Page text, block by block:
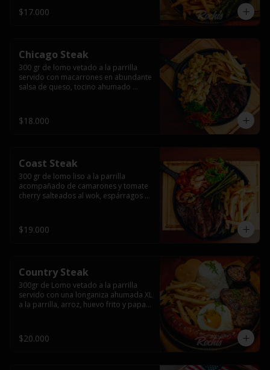
$17.000
Chicago Steak
300 gr de lomo vetado a la parrilla
servido con macarrones en abundante
salsa de queso, tocino ahumado
$18.000
Coast Steak
300 gr de lomo liso a la parrilla
acompañado de camarones y tomate
cherry salteados al wok, espárragos
$19.000
Country Steak
300gr de Lomo vetado a la parrilla
servido con una longaniza ahumada XL
a la parrilla, arroz, huevo frito y papas
$20.000